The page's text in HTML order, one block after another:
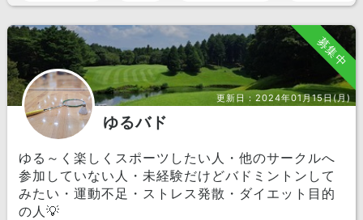
募集中
更新日：2024年01月15日(月)
ゆるバド
ゆる～く楽しくスポーツしたい人・他のサークルへ
参加していない人・未経験だけどバドミントンして
みたい・運動不足・ストレス発散・ダイエット目的
の人💡